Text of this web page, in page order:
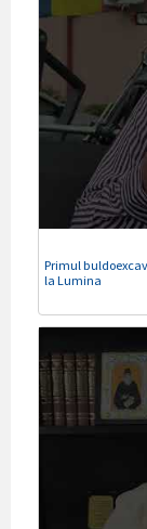
Primul
la Lumina